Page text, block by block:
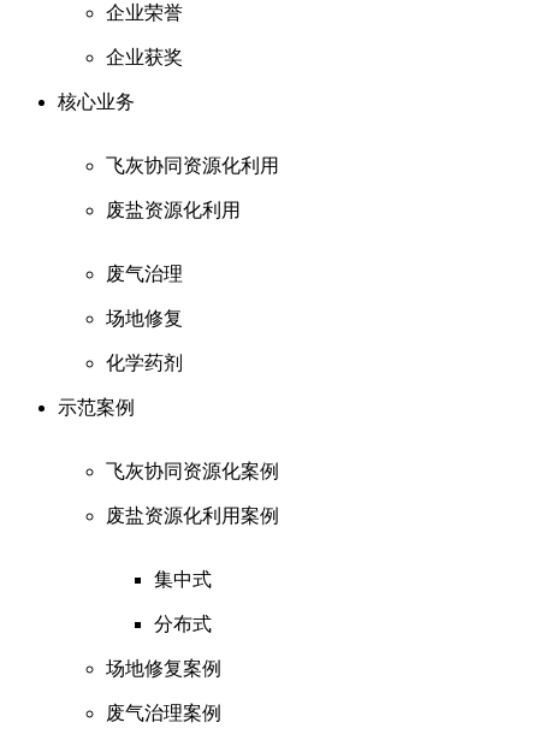
企业荣誉
企业获奖
核心业务
飞灰协同资源化利用
废盐资源化利用
废气治理
场地修复
化学药剂
示范案例
飞灰协同资源化案例
废盐资源化利用案例
集中式
分布式
场地修复案例
废气治理案例